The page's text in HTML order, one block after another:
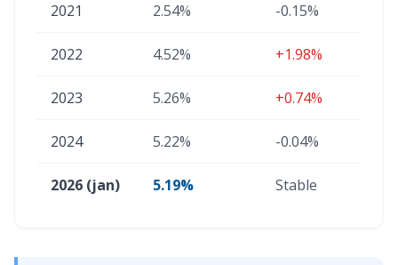
2021 2.54% -0.15%
2022 4.52% +1.98%
2023 5.26% +0.74%
2024 5.22% -0.04%
2026 (jan) 5.19% Stable